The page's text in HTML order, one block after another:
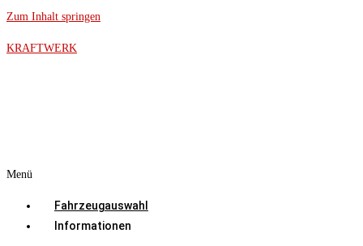
Zum Inhalt springen
KRAFTWERK
Menü
Fahrzeugauswahl
Informationen